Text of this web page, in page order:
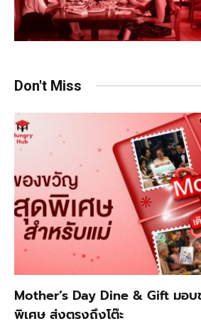
Don't Miss
Mother’s Day Dine & Gift มอ
พิเศษ ส่งตรงถึงโต๊ะ